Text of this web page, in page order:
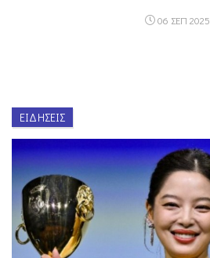
06 ΣΕΠ 2025
ΕΙΔΉΣΕΙΣ